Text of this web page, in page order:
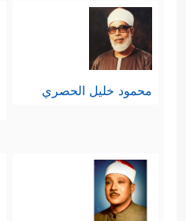
محمود خليل الحصري